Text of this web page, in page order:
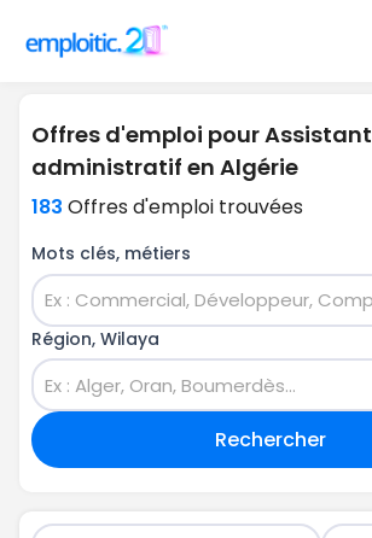
Offres d'emploi pour Assistant
administratif en Algérie
183 Offres d'emploi trouvées
Mots clés, métiers
Région, Wilaya
Rechercher